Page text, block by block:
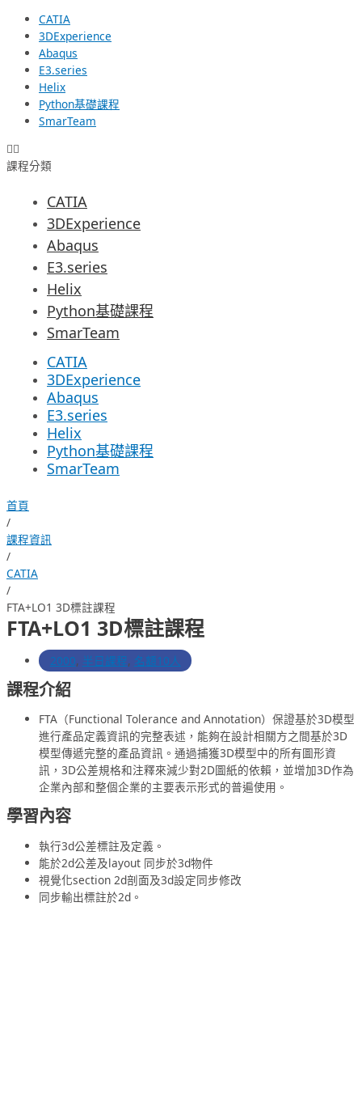
CATIA
3DExperience
Abaqus
E3.series
Helix
Python基礎課程
SmarTeam
課程分類
CATIA
3DExperience
Abaqus
E3.series
Helix
Python基礎課程
SmarTeam
CATIA
3DExperience
Abaqus
E3.series
Helix
Python基礎課程
SmarTeam
首頁
/
課程資訊
/
CATIA
/
FTA+LO1 3D標註課程
FTA+LO1 3D標註課程
2000, 半日課程, 名額10人
課程介紹
FTA（Functional Tolerance and Annotation）保證基於3D模型
進行產品定義資訊的完整表述，能夠在設計相關方之間基於3D
模型傳遞完整的產品資訊。通過捕獲3D模型中的所有圖形資
訊，3D公差規格和注釋來減少對2D圖紙的依賴，並增加3D作為
企業內部和整個企業的主要表示形式的普遍使用。
學習內容
執行3d公差標註及定義。
能於2d公差及layout 同步於3d物件
視覺化section 2d剖面及3d設定同步修改
同步輸出標註於2d。